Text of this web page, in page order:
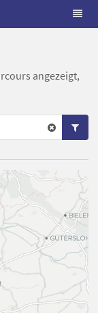
angezeigt,